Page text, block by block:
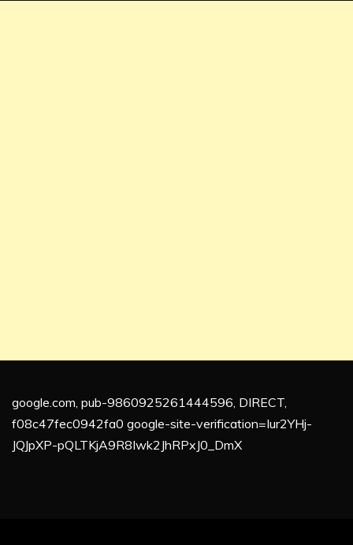
google.com, pub-9860925261444596, DIRECT,
f08c47fec0942fa0 google-site-verification=Iur2YHj-
JQJpXP-pQLTKjA9R8Iwk2JhRPxJ0_DmX